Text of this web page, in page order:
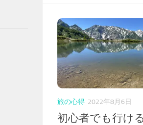
旅の心得 2022年8月6日
初心者でも行け